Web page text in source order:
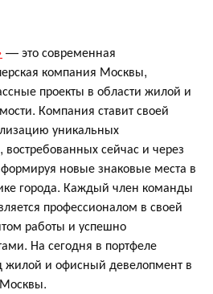
— это современная
компания Москвы,
проекты в области жилой и
Компания ставит своей
уникальных
востребованных сейчас и через
новые знаковые места в
города. Каждый член команды
профессионалом в своей
работы и успешно
На сегодня в портфеле
и офисный девелопмент в